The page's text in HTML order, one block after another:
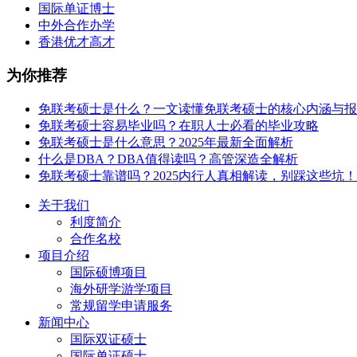
国际单证博士
中外合作办学
香港优才高才
为你推荐
免联考硕士是什么？一文读懂免联考硕士的核心内涵与
免联考硕士容易毕业吗？在职人士必看的毕业攻略
免联考硕士是什么意思？2025年最新全面解析
什么是DBA？DBA值得读吗？高管深造全解析
免联考硕士靠谱吗？2025内行人真相解读，别踩这些坑！
关于我们
利度简介
合作名校
项目介绍
国际硕博项目
海外研学游学项目
常规留学申请服务
新闻中心
国际双证硕士